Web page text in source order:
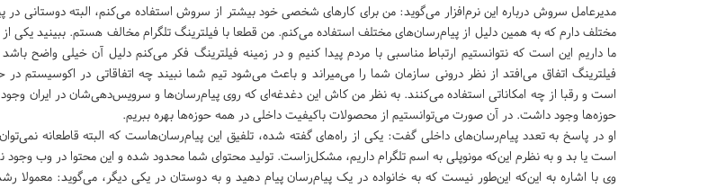
مدیرعامل سروش درباره این نرم‌افزار می‌گوید: من برای کارهای شخصی خود بیشتر از سروش استفاده می‌کنم، البته دوستانی در
مختلف دارم که به همین دلیل از پیام‌رسان‌های مختلف استفاده می‌کنم. من قطعا با فیلترینگ تلگرام مخالف هستم. ببینید یکی
ما داریم این است که نتوانستیم ارتباط مناسبی با مردم پیدا کنیم و در زمینه فیلترینگ فکر می‌کنم دلیل آن خیلی واضح
فیلترینگ اتفاق می‌افتد از نظر درونی سازمان شما را می‌میراند و باعث می‌شود تیم شما نبیند چه اتفاقاتی در اکوسیستم در
است و رقبا از چه امکاناتی استفاده می‌کنند. به نظر من کاش این دغدغه‌ای که روی پیام‌رسان‌ها و سرویس‌دهی‌شان در ایران وجود
حوزه‌ها وجود داشت. در آن صورت می‌توانستیم از محصولات باکیفیت داخلی در همه حوزه‌ها بهره ببریم.
او در پاسخ به تعدد پیام‌رسان‌های داخلی گفت: ‌یکی از راه‌های گفته شده، تلفیق این پیام‌رسان‌هاست که البته قاطعانه
است یا بد و به نظرم این‌که مونوپلی به اسم تلگرام داریم، مشکل‌زاست. تولید محتوای شما محدود شده و این محتوا در وب وجود
وی با اشاره به این‌که این‌طور نیست که به خانواده در یک پیام‌رسان پیام دهید و به دوستان در یکی دیگر، می‌گوید: معمولا